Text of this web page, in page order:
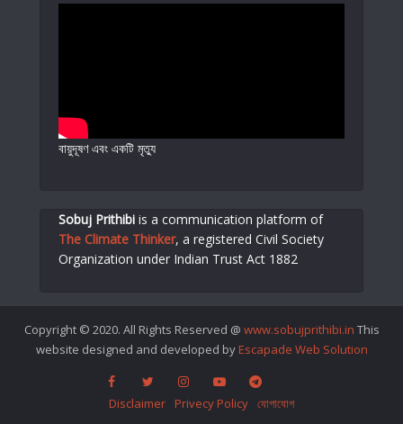
বায়ুদূষণ এবং একটি মৃত্যু
Sobuj Prithibi is a communication platform of
The Climate Thinker, a registered Civil Society
Organization under Indian Trust Act 1882
Copyright © 2020. All Rights Reserved @ www.sobujprithibi.in This
website designed and developed by Escapade Web Solution
Disclaimer Privecy Policy যোগাযোগ